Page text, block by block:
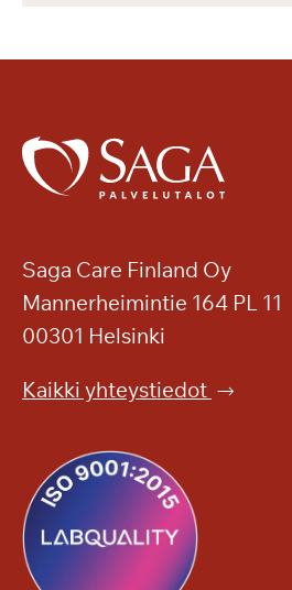
Saga Care Finland Oy
Mannerheimintie 164 PL 11
00301 Helsinki
Kaikki yhteystiedot